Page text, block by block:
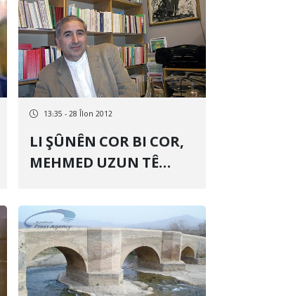
13:35 - 28 Îlon 2012
LI ŞÛNÊN COR BI COR,
MEHMED UZUN TÊ